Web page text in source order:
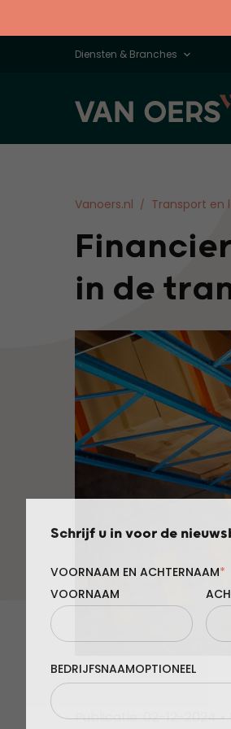
Diensten & Branches
Vanoers.nl Transport en
in de
Publicatie: 02-12-2024 •
Schrijf u in voor de
VOORNAAM EN ACHTERNAAM*
VOORNAAM
BEDRIJFSNAAM